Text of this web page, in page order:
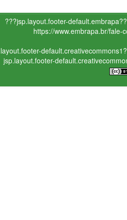
???jsp.layout.footer-
https://www.embrapa.br/fale-
jsp.layout.footer-